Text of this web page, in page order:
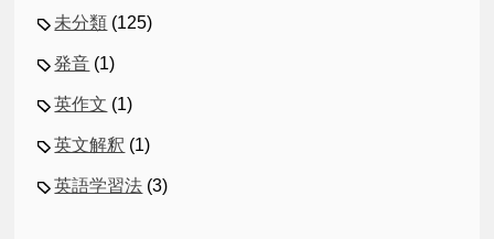
未分類 (125)
発音 (1)
英作文 (1)
英文解釈 (1)
英語学習法 (3)